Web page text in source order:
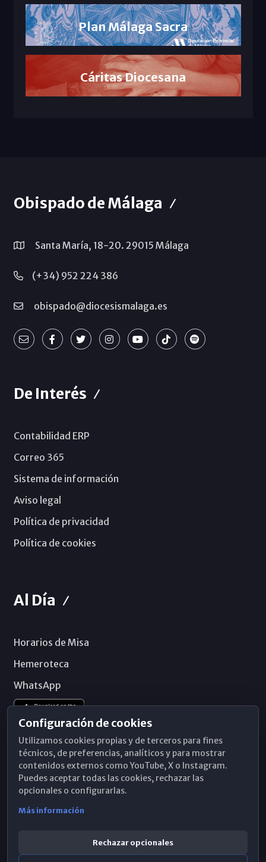
Plan Málaga Sacra
Cáritas Diocesana
Obispado de Málaga
Santa María, 18-20. 29015 Málaga
(+34) 952 224 386
obispado@diocesismalaga.es
De Interés
Contabilidad ERP
Correo 365
Sistema de información
Aviso legal
Política de privacidad
Política de cookies
Al Día
Horarios de Misa
Hemeroteca
WhatsApp
Configuración de cookies
Utilizamos cookies propias y de terceros para fines
técnicos, de preferencias, analíticos y para mostrar
contenidos externos como YouTube, X o Instagram.
Puedes aceptar todas las cookies, rechazar las
opcionales o configurarlas.
Más información
Rechazar opcionales